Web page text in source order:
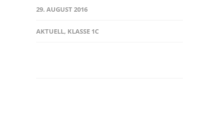
29. AUGUST 2016
AKTUELL, KLASSE 1C